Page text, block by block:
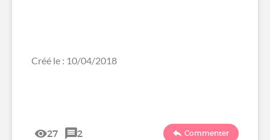
Créé le : 10/04/2018
27 2 Commenter